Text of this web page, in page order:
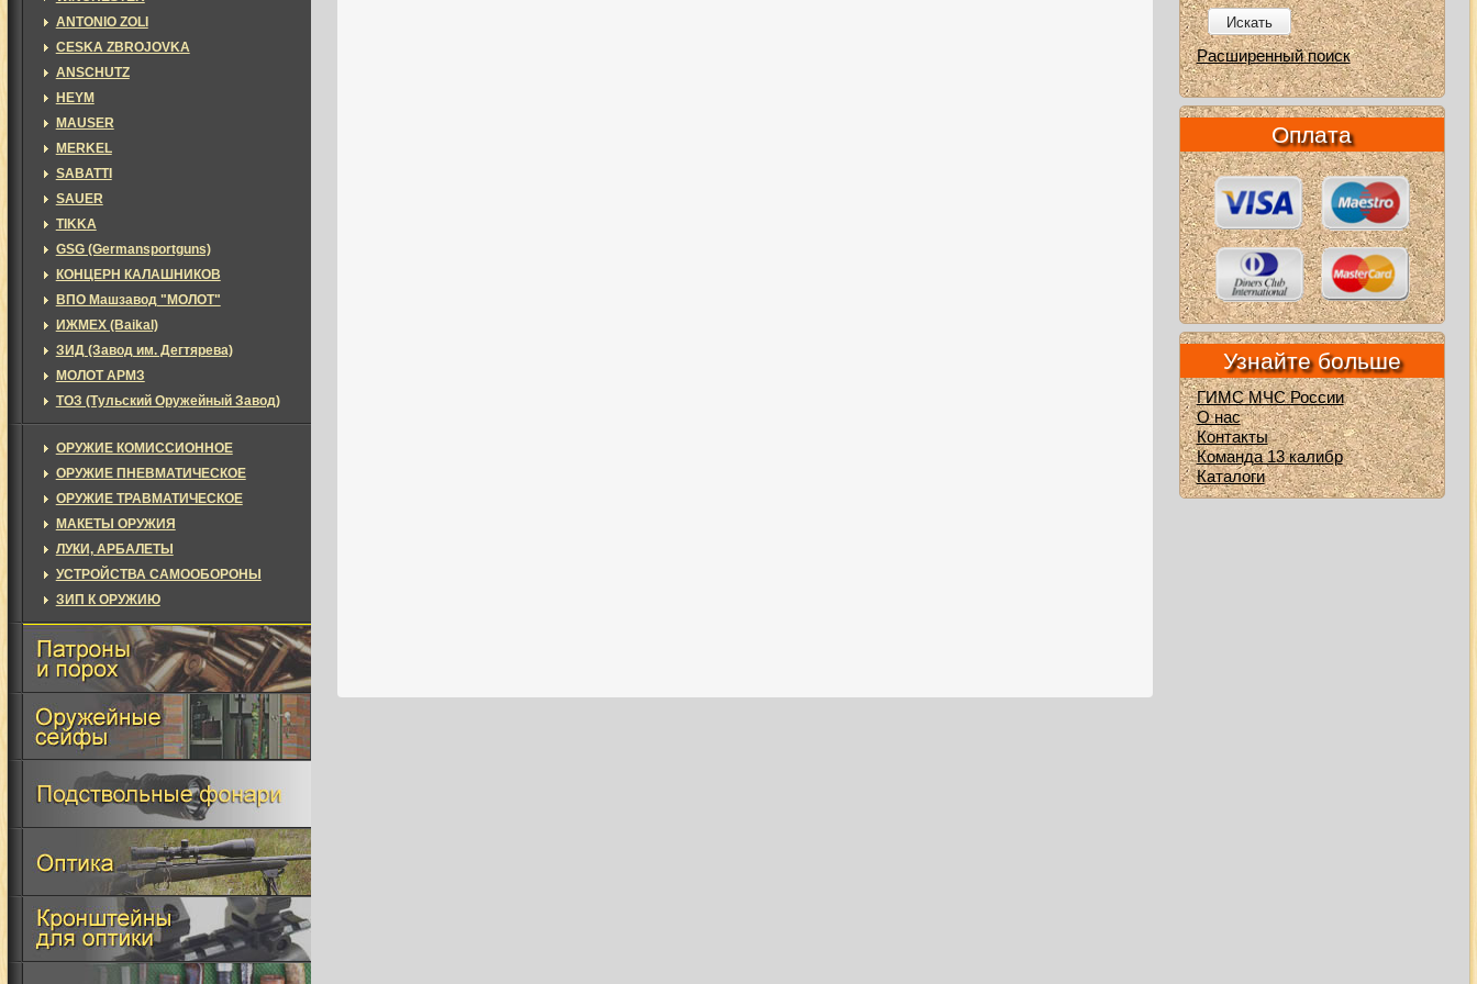
ANTONIO ZOLI
CESKA ZBROJOVKA
ANSCHUTZ
HEYM
MAUSER
MERKEL
SABATTI
SAUER
TIKKA
GSG (Germansportguns)
КОНЦЕРН КАЛАШНИКОВ
ВПО Машзавод "МОЛОТ"
ИЖМЕХ (Baikal)
ЗИД (Завод им. Дегтярева)
МОЛОТ АРМЗ
ТОЗ (Тульский Оружейный Завод)
ОРУЖИЕ КОМИССИОННОЕ
ОРУЖИЕ ПНЕВМАТИЧЕСКОЕ
ОРУЖИЕ ТРАВМАТИЧЕСКОЕ
МАКЕТЫ ОРУЖИЯ
ЛУКИ, АРБАЛЕТЫ
УСТРОЙСТВА САМООБОРОНЫ
ЗИП К ОРУЖИЮ
Искать
Расширенный поиск
Оплата
Узнайте больше
ГИМС МЧС России
О нас
Контакты
Команда 13 калибр
Каталоги